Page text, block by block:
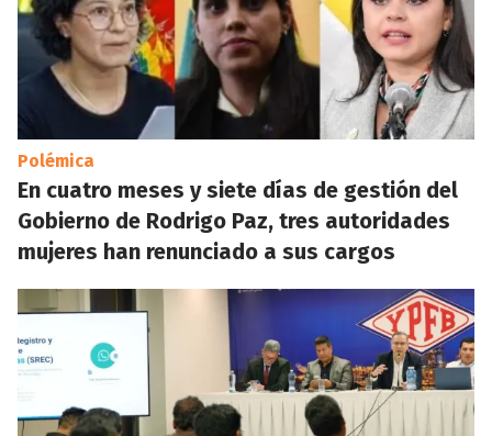
Polémica
En cuatro meses y siete días de gestión del
Gobierno de Rodrigo Paz, tres autoridades
mujeres han renunciado a sus cargos